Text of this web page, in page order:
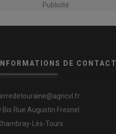
Publicité
INFORMATIONS DE CONTACT
Bis Rue Augustin Fresnel
Lès-Tours